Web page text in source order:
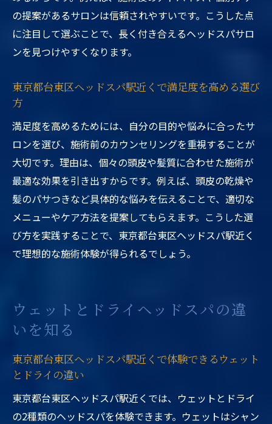
の提案があるサロンは信頼されやすいです。こうした点
に注目して選ぶことで、長く付き合えるヘッドスパサロ
ンを見つけやすくなります。
東京都台東区ヘッドスパ駅近くで満足度を高める選び
方
満足度を高めるためには、自分の目的や悩みに合ったサ
ロンを選び、施術前のカウンセリングを重視することが
大切です。理由は、個々の頭皮や髪質に合わせた施術が
最適な効果を引き出すからです。例えば、頭皮の乾燥や
髪のパサつきなど具体的な悩みを伝えることで、適切な
メニューやケア方法を提案してもらえます。こうした選
び方を実践することで、東京都台東区ヘッドスパ駅近く
で理想的な施術体験が得られるでしょう。
ウェットとドライヘッドスパの違
いを知る
東京都台東区ヘッドスパ駅近くで体験できるウェット
とドライの違い
東京都台東区ヘッドスパ駅近くでは、ウェットとドライ
の2種類のヘッドスパを体験できます。ウェットはシャン